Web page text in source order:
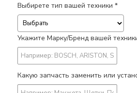
Выбирете тип вашей техники *
Укажите Марку/Бренд вашей
Какую запчасть заменить или